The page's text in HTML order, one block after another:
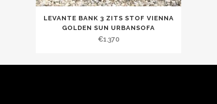
LEVANTE BANK 3 ZITS STOF VIENNA
GOLDEN SUN URBANSOFA
€1.370